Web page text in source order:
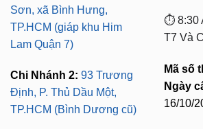
Sơn, xã Bình Hưng,
TP.HCM (giáp khu Him
Lam Quận 7)
Chi Nhánh 2: 93 Trương
Định, P. Thủ Dầu Một,
TP.HCM (Bình Dương cũ)
⏱️ 8:30
T7 Và
Mã số
Ngày
16/10/